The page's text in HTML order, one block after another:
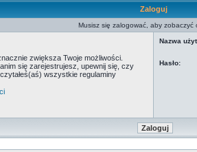
Zaloguj
Musisz się zalogować, aby zobaczyć
zwiększa Twoje możliwości.
się zarejestrujesz, upewnij się, czy
wszystkie regulaminy
Nazwa
Hasło: